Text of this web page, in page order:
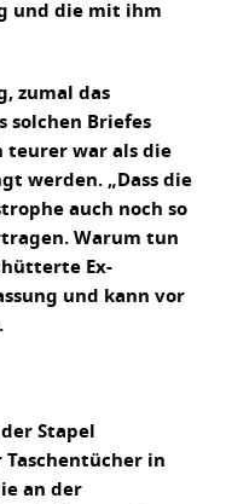
und die mit ihm
zumal das
solchen Briefes
teurer war als die
werden. „Dass die
auch noch so
Warum tun
Ex-
und kann vor
Stapel
in
an der